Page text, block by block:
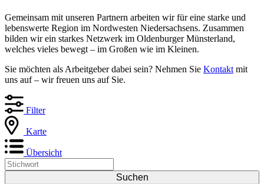
Gemeinsam mit unseren Partnern arbeiten wir für eine starke und
lebenswerte Region im Nordwesten Niedersachsens. Zusammen
bilden wir ein starkes Netzwerk im Oldenburger Münsterland,
welches vieles bewegt – im Großen wie im Kleinen.
Sie möchten als Arbeitgeber dabei sein? Nehmen Sie Kontakt mit
uns auf – wir freuen uns auf Sie.
Filter
Karte
Übersicht